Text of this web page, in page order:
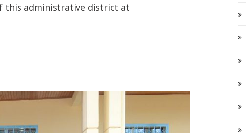
this administrative district at